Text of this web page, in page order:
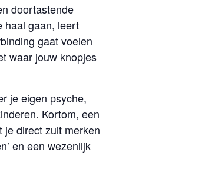
doortastende
haal gaan, leert
gaat voelen
waar jouw knopjes
je eigen psyche,
Kortom, een
direct zult merken
en een wezenlijk